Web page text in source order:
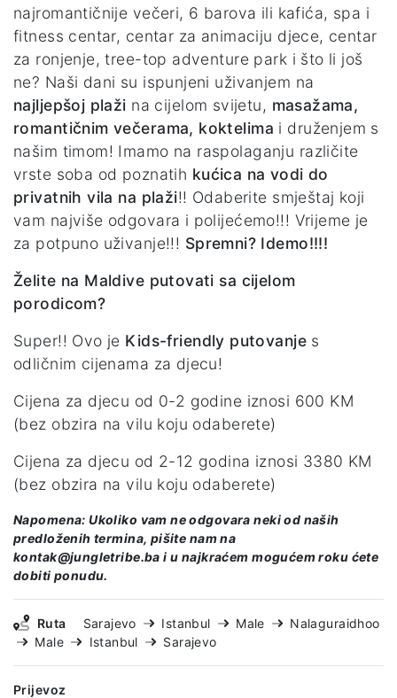
najromantičnije večeri, 6 barova ili kafića, spa i
fitness centar, centar za animaciju djece, centar
za ronjenje, tree-top adventure park i što li još
ne? Naši dani su ispunjeni uživanjem na
najljepšoj plaži na cijelom svijetu, masažama,
romantičnim večerama, koktelima i druženjem s
našim timom! Imamo na raspolaganju različite
vrste soba od poznatih kućica na vodi do
privatnih vila na plaži!! Odaberite smještaj koji
vam najviše odgovara i polijećemo!!! Vrijeme je
za potpuno uživanje!!! Spremni? Idemo!!!!
Želite na Maldive putovati sa cijelom
porodicom?
Super!! Ovo je Kids-friendly putovanjes
odličnim cijenama za djecu!
Cijena za djecu od 0-2 godine iznosi 600 KM
(bez obzira na vilu koju odaberete)
Cijena za djecu od 2-12 godina iznosi 3380 KM
(bez obzira na vilu koju odaberete)
Napomena: Ukoliko vam ne odgovara neki od naših
predloženih termina, pišite nam na
kontak@jungletribe.ba i u najkraćem mogućem roku ćete
dobiti ponudu.
Ruta Sarajevo Istanbul Male
Nalaguraidhoo
Male
Istanbul Sarajevo
Prijevoz